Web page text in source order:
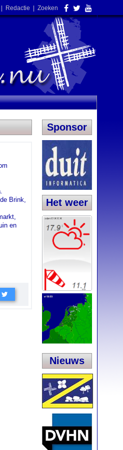
Redactie Zoeken
Sponsor
Het weer
Nieuws
Brink,
en